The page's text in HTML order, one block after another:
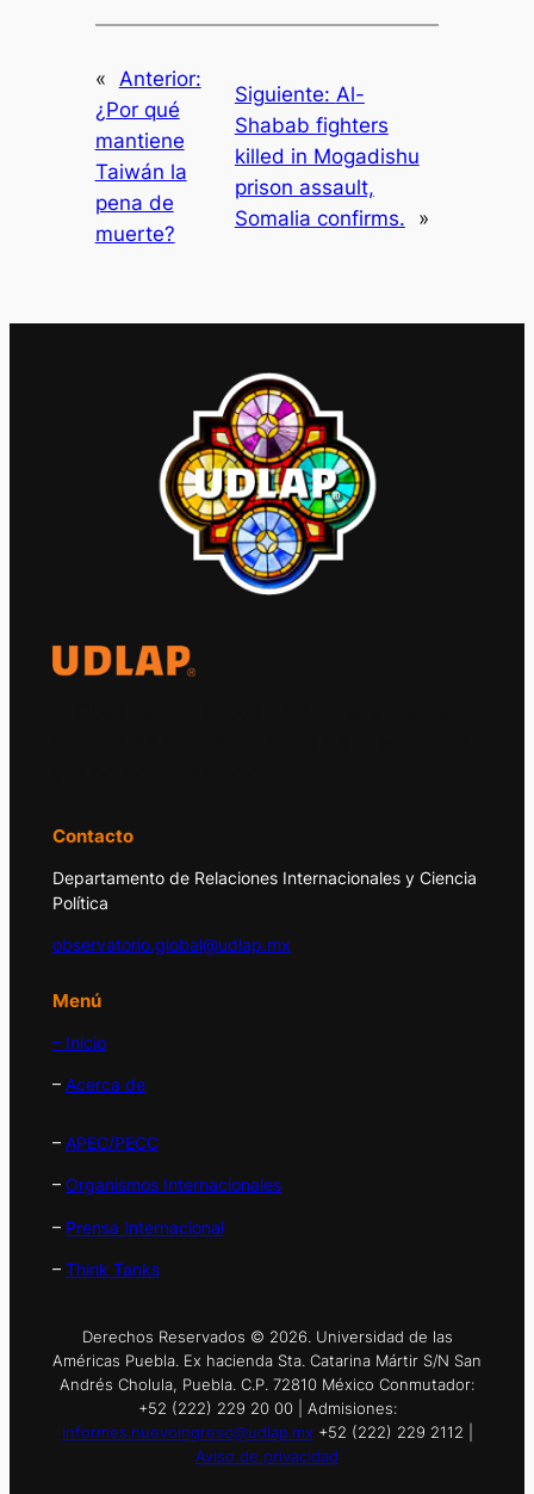
«
Anterior:
¿Por qué
mantiene
Taiwán la
pena de
muerte?
Siguiente: Al-
Shabab fighters
killed in Mogadishu
prison assault,
Somalia confirms.
»
Contacto
Departamento de Relaciones Internacionales y Ciencia
Política
observatorio.global@udlap.mx
Menú
– Inicio
– Acerca de
– APEC/PECC
– Organismos Internacionales
– Prensa Internacional
– Think Tanks
Derechos Reservados © 2026. Universidad de las
Américas Puebla. Ex hacienda Sta. Catarina Mártir S/N San
Andrés Cholula, Puebla. C.P. 72810 México Conmutador:
+52 (222) 229 20 00 | Admisiones:
informes.nuevoingreso@udlap.mx +52 (222) 229 2112 |
Aviso de privacidad